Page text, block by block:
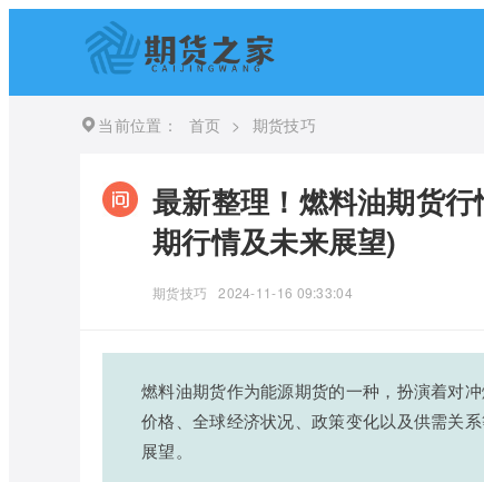
当前位置： 首页 > 期货技巧
最新整理！燃料油期货
期行情及未来展望)
期货技巧 2024-11-16 09:33:04
燃料油期货作为能源期货的一种，扮演着对
价格、全球经济状况、政策变化以及供需关
展望。